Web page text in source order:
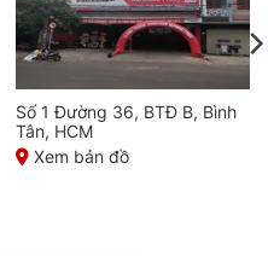
Số 1 Đường 36, BTĐ B, Bình
Tân, HCM
Xem bản đồ